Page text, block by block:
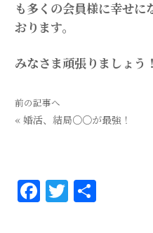
も多くの会員様に幸せに
おります。
みなさま頑張りましょう！
前の記事へ
« 婚活、結局○○が最強！
F
a
T
w